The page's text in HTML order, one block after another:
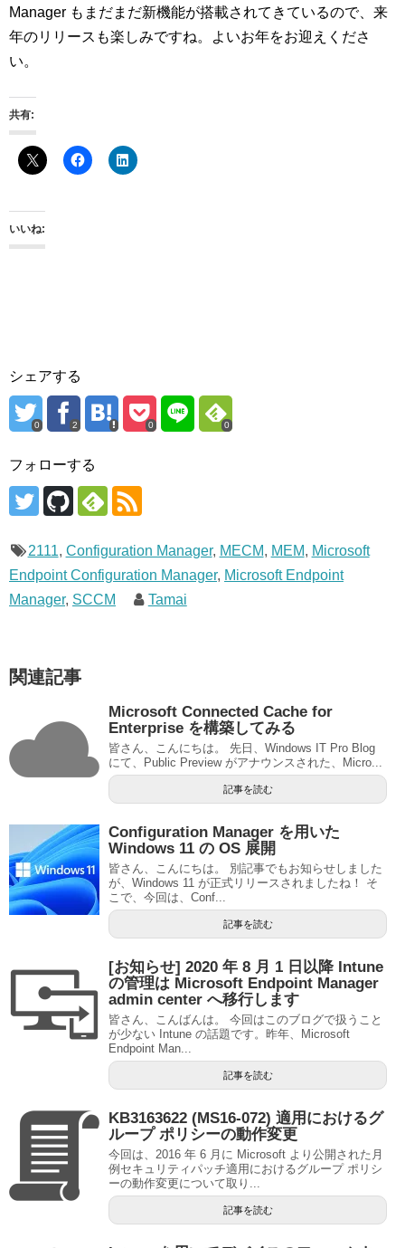
Manager もまだまだ新機能が搭載されてきているので、来
年のリリースも楽しみですね。よいお年をお迎えくださ
い。
共有:
いいね:
シェアする
0 2 0 0
フォローする
2111, Configuration Manager, MECM, MEM, Microsoft
Endpoint Configuration Manager, Microsoft Endpoint
Manager, SCCM Tamai
関連記事
Microsoft Connected Cache for
Enterprise を構築してみる
皆さん、こんにちは。 先日、Windows IT Pro Blog
にて、Public Preview がアナウンスされた、Micro...
記事を読む
Configuration Manager を用いた
Windows 11 の OS 展開
皆さん、こんにちは。 別記事でもお知らせしました
が、Windows 11 が正式リリースされましたね！ そ
こで、今回は、Conf...
記事を読む
[お知らせ] 2020 年 8 月 1 日以降 Intune
の管理は Microsoft Endpoint Manager
admin center へ移行します
皆さん、こんばんは。 今回はこのブログで扱うこと
が少ない Intune の話題です。昨年、Microsoft
Endpoint Man...
記事を読む
KB3163622 (MS16-072) 適用におけるグ
ループ ポリシーの動作変更
今回は、2016 年 6 月に Microsoft より公開された月
例セキュリティパッチ適用におけるグループ ポリシ
ーの動作変更について取り...
記事を読む